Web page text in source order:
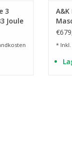
3
Joule
A&K
* Inkl.